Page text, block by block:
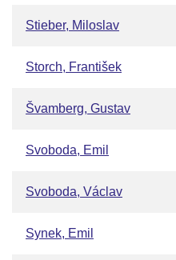
Stieber, Miloslav
Storch, František
Švamberg, Gustav
Svoboda, Emil
Svoboda, Václav
Synek, Emil